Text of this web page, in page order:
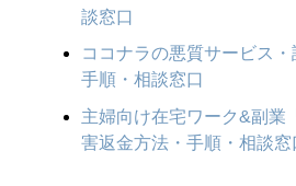
談窓口
ココナラの悪質サービス・
手順・相談窓口
主婦向け在宅ワーク&副業
害返金方法・手順・相談窓